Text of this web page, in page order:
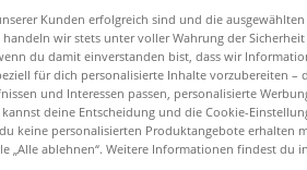
weniger Filter zu
Kunden erfolgreich sind und die
wir stets unter voller Wahrung der
du damit einverstanden bist, dass wir
für dich personalisierte Inhalte vorzubereiten –
und Interessen passen, personalisierte
deine Entscheidung und die Cookie-
keine personalisierten Produktangebote erhalten
„Alle ablehnen“. Weitere Informationen findest du